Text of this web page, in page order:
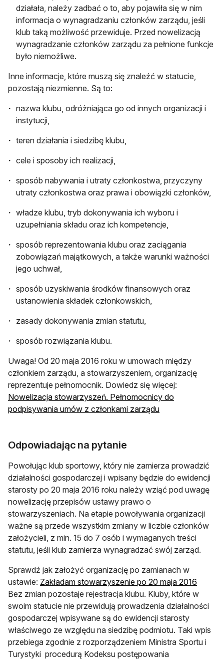
działała, należy zadbać o to, aby pojawiła się w nim
informacja o wynagradzaniu członków zarządu, jeśli
klub taką możliwość przewiduje. Przed nowelizacją
wynagradzanie członków zarządu za pełnione funkcje
było niemożliwe.
Inne informacje, które muszą się znaleźć w statucie,
pozostają niezmienne. Są to:
nazwa klubu, odróżniająca go od innych organizacji i
instytucji,
teren działania i siedzibę klubu,
cele i sposoby ich realizacji,
sposób nabywania i utraty członkostwa, przyczyny
utraty członkostwa oraz prawa i obowiązki członków,
władze klubu, tryb dokonywania ich wyboru i
uzupełniania składu oraz ich kompetencje,
sposób reprezentowania klubu oraz zaciągania
zobowiązań majątkowych, a także warunki ważności
jego uchwał,
sposób uzyskiwania środków finansowych oraz
ustanowienia składek członkowskich,
zasady dokonywania zmian statutu,
sposób rozwiązania klubu.
Uwaga! Od 20 maja 2016 roku w umowach między
członkiem zarządu, a stowarzyszeniem, organizację
reprezentuje pełnomocnik. Dowiedz się więcej:
Nowelizacja stowarzyszeń. Pełnomocnicy do
podpisywania umów z członkami zarządu
Odpowiadając na pytanie
Powołując klub sportowy, który nie zamierza prowadzić
działalności gospodarczej i wpisany będzie do ewidencji
starosty po 20 maja 2016 roku należy wziąć pod uwagę
nowelizację przepisów ustawy prawo o
stowarzyszeniach. Na etapie powoływania organizacji
ważne są przede wszystkim zmiany w liczbie członków
założycieli, z min. 15 do 7 osób i wymaganych treści
statutu, jeśli klub zamierza wynagradzać swój zarząd.
Sprawdź jak założyć organizację po zamianach w
ustawie: Zakładam stowarzyszenie po 20 maja 2016
Bez zmian pozostaje rejestracja klubu. Kluby, które w
swoim statucie nie przewidują prowadzenia działalności
gospodarczej wpisywane są do ewidencji starosty
właściwego ze względu na siedzibę podmiotu. Taki wpis
przebiega zgodnie z rozporządzeniem Ministra Sportu i
Turystyki procedurą Kodeksu postępowania